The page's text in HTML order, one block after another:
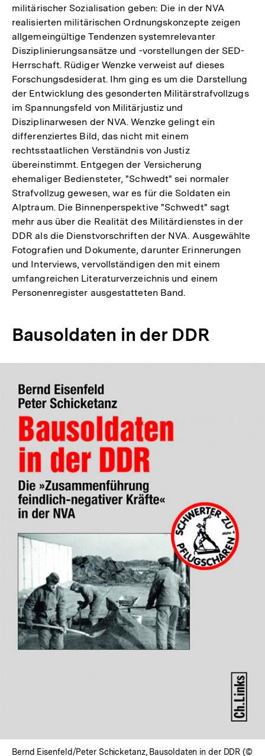
militärischer Sozialisation geben: Die in der NVA
realisierten militärischen Ordnungskonzepte zeigen
allgemeingültige Tendenzen systemrelevanter
Disziplinierungsansätze und -vorstellungen der SED-
Herrschaft. Rüdiger Wenzke verweist auf dieses
Forschungsdesiderat. Ihm ging es um die Darstellung
der Entwicklung des gesonderten Militärstrafvollzugs
im Spannungsfeld von Militärjustiz und
Disziplinarwesen der NVA. Wenzke gelingt ein
differenziertes Bild, das nicht mit einem
rechtsstaatlichen Verständnis von Justiz
übereinstimmt. Entgegen der Versicherung
ehemaliger Bediensteter, "Schwedt" sei normaler
Strafvollzug gewesen, war es für die Soldaten ein
Alptraum. Die Binnenperspektive "Schwedt" sagt
mehr aus über die Realität des Militärdienstes in der
DDR als die Dienstvorschriften der NVA. Ausgewählte
Fotografien und Dokumente, darunter Erinnerungen
und Interviews, vervollständigen den mit einem
umfangreichen Literaturverzeichnis und einem
Personenregister ausgestatteten Band.
Bausoldaten in der DDR
Lightbox
öffnen
Bernd Eisenfeld/Peter Schicketanz, Bausoldaten in der DDR (©